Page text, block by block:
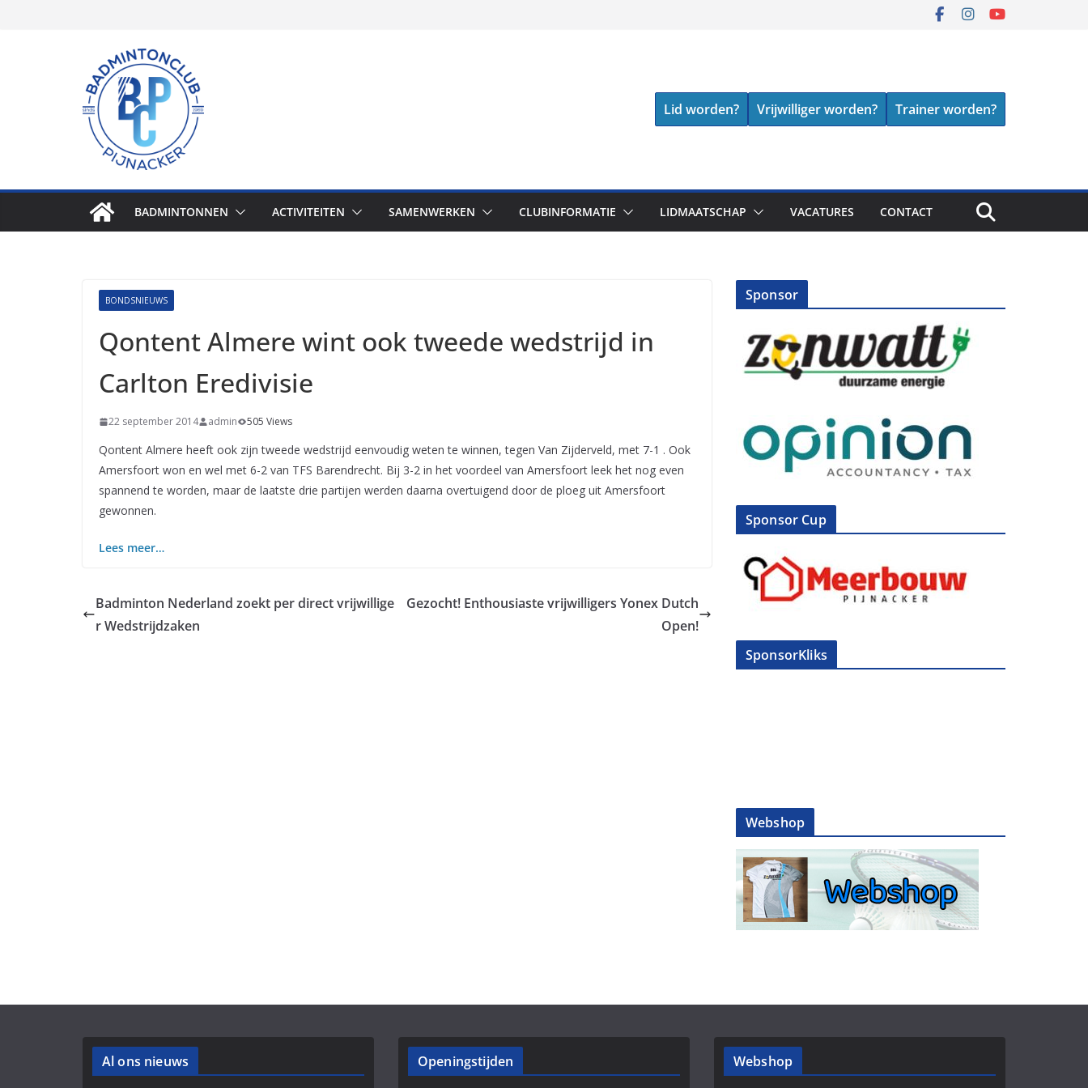
Lid worden? Vrijwilliger worden? Trainer worden?
BADMINTONNEN ACTIVITEITEN SAMENWERKEN CLUBINFORMATIE LIDMAATSCHAP VACATURES CONTACT
BONDSNIEUWS
Qontent Almere wint ook tweede wedstrijd in
Carlton Eredivisie
22 september 2014 admin 505 Views
Qontent Almere heeft ook zijn tweede wedstrijd eenvoudig weten te winnen, tegen Van Zijderveld, met 7-1 . Ook
Amersfoort won en wel met 6-2 van TFS Barendrecht. Bij 3-2 in het voordeel van Amersfoort leek het nog even
spannend te worden, maar de laatste drie partijen werden daarna overtuigend door de ploeg uit Amersfoort
gewonnen.
Lees meer…
Badminton Nederland zoekt per direct vrijwillige
r Wedstrijdzaken
Gezocht! Enthousiaste vrijwilligers Yonex Dutch
Open!
Sponsor
Sponsor Cup
SponsorKliks
Webshop
Al ons nieuws Openingstijden Webshop